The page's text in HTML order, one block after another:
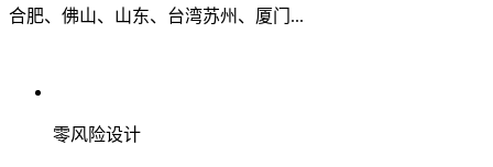
合肥、佛山、山东、台湾苏州、厦门...
零风险设计